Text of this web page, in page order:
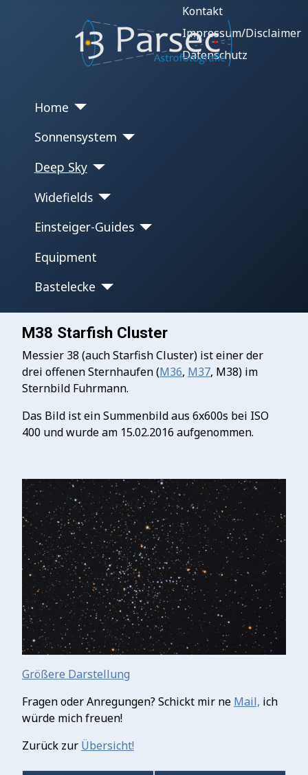
Kontakt
Impressum/Disclaimer
Datenschutz
Home
Sonnensystem
Deep Sky
Widefields
Einsteiger-Guides
Equipment
Bastelecke
M38 Starfish Cluster
Messier 38 (auch Starfish Cluster) ist einer der
drei offenen Sternhaufen (M36, M37, M38) im
Sternbild Fuhrmann.
Das Bild ist ein Summenbild aus 6x600s bei ISO
400 und wurde am 15.02.2016 aufgenommen.
Größere Darstellung
Fragen oder Anregungen? Schickt mir ne Mail, ich
würde mich freuen!
Zurück zur Übersicht!